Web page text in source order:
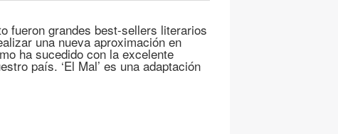
fueron grandes best-sellers literarios
una nueva aproximación en
ha sucedido con la excelente
país. ‘El Mal’ es una adaptación